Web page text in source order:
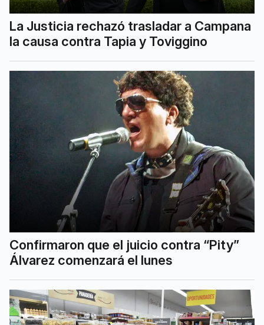
La Justicia rechazó trasladar a Campana
la causa contra Tapia y Toviggino
Confirmaron que el juicio contra “Pity”
Álvarez comenzará el lunes